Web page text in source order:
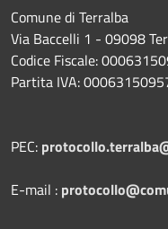
Comune di Terralba
Via Baccelli 1 - 09098
Codice Fiscale:
Partita IVA:
PEC:
E-mail :